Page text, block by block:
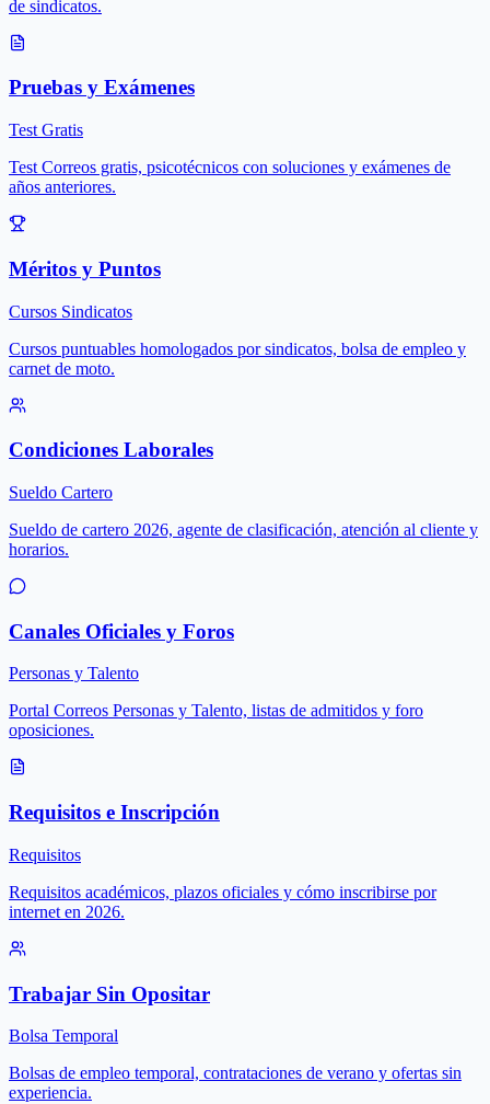
de sindicatos.
Pruebas y Exámenes
Test Gratis
Test Correos gratis, psicotécnicos con soluciones y exámenes de
años anteriores.
Méritos y Puntos
Cursos Sindicatos
Cursos puntuables homologados por sindicatos, bolsa de empleo y
carnet de moto.
Condiciones Laborales
Sueldo Cartero
Sueldo de cartero 2026, agente de clasificación, atención al cliente y
horarios.
Canales Oficiales y Foros
Personas y Talento
Portal Correos Personas y Talento, listas de admitidos y foro
oposiciones.
Requisitos e Inscripción
Requisitos
Requisitos académicos, plazos oficiales y cómo inscribirse por
internet en 2026.
Trabajar Sin Opositar
Bolsa Temporal
Bolsas de empleo temporal, contrataciones de verano y ofertas sin
experiencia.